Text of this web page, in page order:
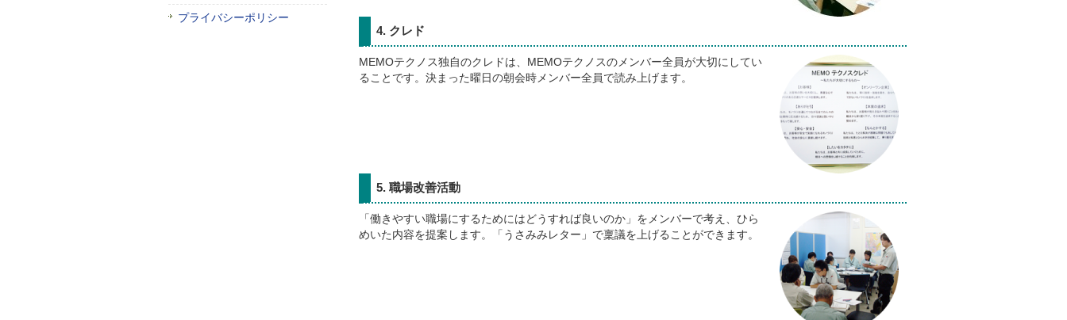
4. クレド
MEMOテクノス独自のクレドは、MEMOテクノスのメンバー全員が大切にしてい
ることです。決まった曜日の朝会時メンバー全員で読み上げます。
5. 職場改善活動
「働きやすい職場にするためにはどうすれば良いのか」をメンバーで考え、ひら
めいた内容を提案します。「うさみみレター」で稟議を上げることができます。
プライバシーポリシー